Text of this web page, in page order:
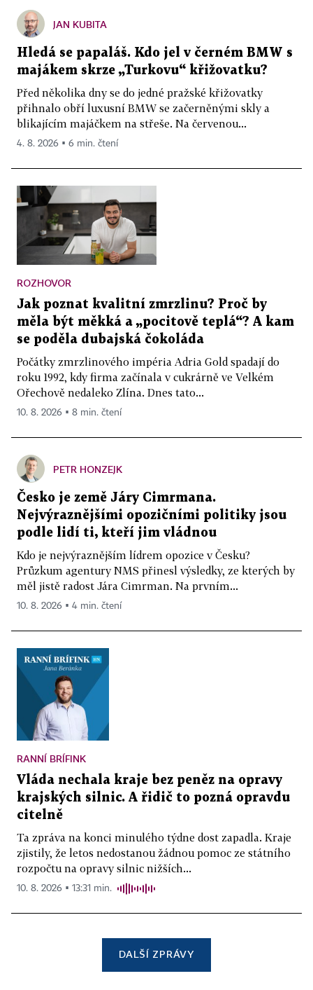
JAN KUBITA
Hledá se papaláš. Kdo jel v černém BMW s
majákem skrze „Turkovu“ křižovatku?
Před několika dny se do jedné pražské křižovatky
přihnalo obří luxusní BMW se začerněnými skly a
blikajícím majáčkem na střeše. Na červenou...
4. 8. 2026 ▪ 6 min. čtení
ROZHOVOR
Jak poznat kvalitní zmrzlinu? Proč by
měla být měkká a „pocitově teplá“? A kam
se poděla dubajská čokoláda
Počátky zmrzlinového impéria Adria Gold spadají do
roku 1992, kdy firma začínala v cukrárně ve Velkém
Ořechově nedaleko Zlína. Dnes tato...
10. 8. 2026 ▪ 8 min. čtení
PETR HONZEJK
Česko je země Járy Cimrmana.
Nejvýraznějšími opozičními politiky jsou
podle lidí ti, kteří jim vládnou
Kdo je nejvýraznějším lídrem opozice v Česku?
Průzkum agentury NMS přinesl výsledky, ze kterých by
měl jistě radost Jára Cimrman. Na prvním...
10. 8. 2026 ▪ 4 min. čtení
RANNÍ BRÍFINK
Vláda nechala kraje bez peněz na opravy
krajských silnic. A řidič to pozná opravdu
citelně
Ta zpráva na konci minulého týdne dost zapadla. Kraje
zjistily, že letos nedostanou žádnou pomoc ze státního
rozpočtu na opravy silnic nižších...
10. 8. 2026 ▪ 13:31 min.
DALŠÍ ZPRÁVY